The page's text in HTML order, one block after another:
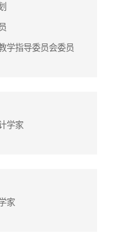
学指导委员会委员
学家
家